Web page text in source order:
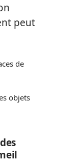
peut
de
objets